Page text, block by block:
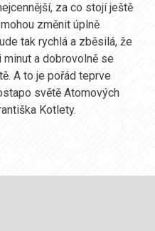
za co stojí ještě
změnit úplně
tak rychlá a zběsilá, že
a dobrovolně se
A to je pořád teprve
světě Atomových
Kotlety.